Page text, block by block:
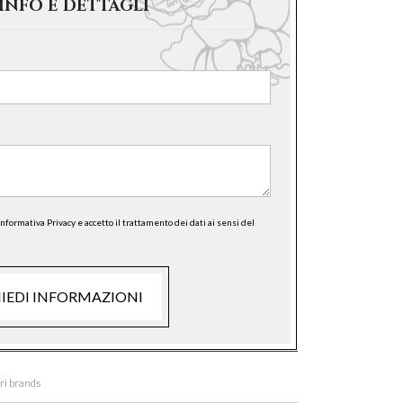
E DETTAGLI
Privacy e accetto il trattamento dei dati ai sensi del
INFORMAZIONI
brands